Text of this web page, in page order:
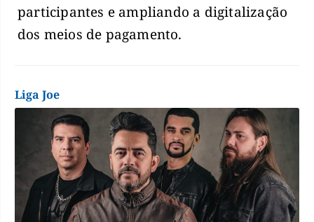
participantes e ampliando a digitalização
dos meios de pagamento.
Liga Joe